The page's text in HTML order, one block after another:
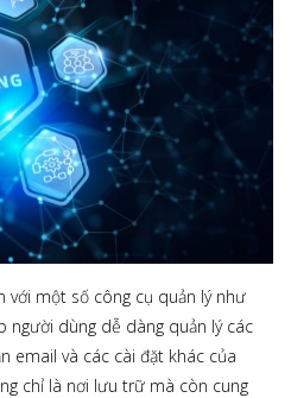
với một số công cụ quản lý như
người dùng dễ dàng quản lý các
email và các cài đặt khác của
chỉ là nơi lưu trữ mà còn cung